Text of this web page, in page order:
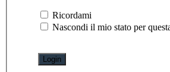
Ricordami
Nascondi il mio stato per